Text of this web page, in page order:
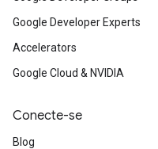
Google Developer Experts
Accelerators
Google Cloud & NVIDIA
Conecte-se
Blog